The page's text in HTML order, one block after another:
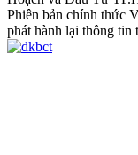
Phiên bản chính thức
phát hành lại thông tin